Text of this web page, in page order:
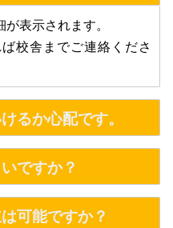
表示されます。
校舎までご連絡くださ
るか心配です。
ですか？
可能ですか？